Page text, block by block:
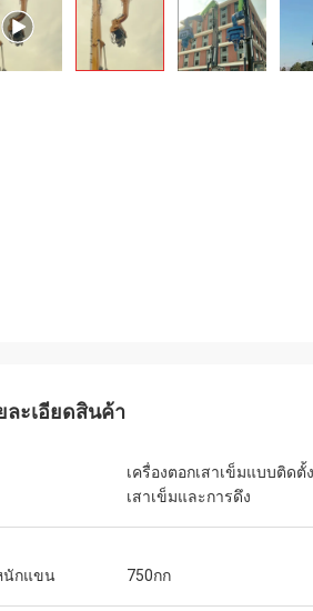
ละเอียดสินค้า
เครื่องตอกเสาเข็มแบบติดตั้
เสาเข็มและการดึง
นักแขน 750กก